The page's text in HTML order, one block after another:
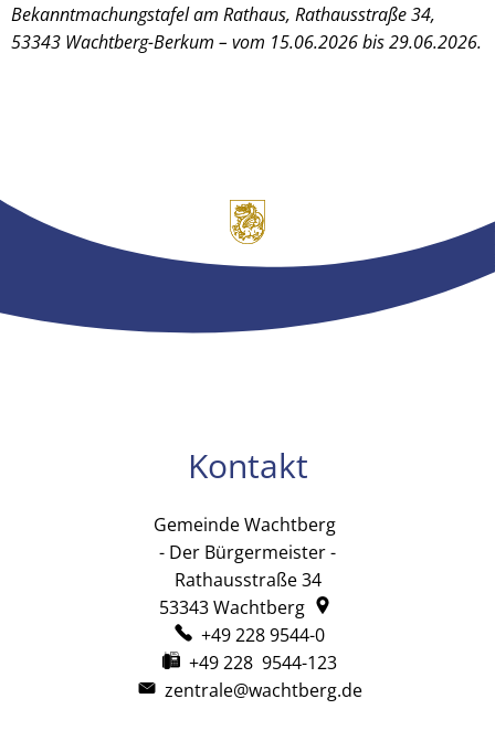
Bekanntmachungstafel am Rathaus, Rathausstraße 34,
53343 Wachtberg-Berkum – vom 15.06.2026 bis 29.06.2026.
Kontakt
Gemeinde Wachtberg
- Der Bürgermeister -
Rathausstraße 34
53343Wachtberg
+49 228 9544-0
+49 228 9544-123
zentrale@wachtberg.de